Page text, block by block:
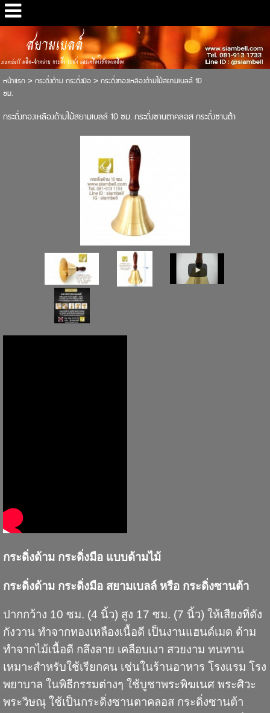
สยามเบลล์
siambell ผลิต-จำหน่าย กระดิ่ง ระฆัง และเครื่องใช้ทองเหลือง
หน้าแรก> กระดิ่งด้าม กระดิ่งมือ> กระดิ่งทองเหลืองด้ามไม้สยามเบลล์ 10
ซม.
กระดิ่งทองเหลืองด้ามไม้สยามเบลล์ 10 ซม. กระดิ่งซานตาคลอส กระดิ่งซานต้า
กระดิ่งด้าม กระดิ่งมือ แบบด้ามไม้
กระดิ่งด้าม กระดิ่งมือ สยามเบลล์ หรือ กระดิ่งซานต้า
ปากกว้าง 10 ซม. (4 นิ้ว) สูง 17 ซม. (7 นิ้ว) ให้เสียงที่ดัง
กังวาน ทำจากทองเหลืองเนื้อดี เป็นงานแฮนด์เมด ด้าม
ทำจากไม้เนื้อดี กลึงลาย เคลือบเงา สวยงาม ทนทาน
เหมาะสำหรับใช้เรียกคน เช่นในร้านอาหาร โรงแรม โรง
พยาบาล ในพิธีกรรมต่างๆ ใช้บูชาพระพิฆเนศ พระศิวะ
พระวิษณุ ใช้เป็นกระดิ่งซานตาคลอส กระดิ่งซานต้า